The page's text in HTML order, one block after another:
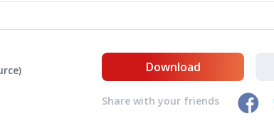
)
Download
Share with your friends